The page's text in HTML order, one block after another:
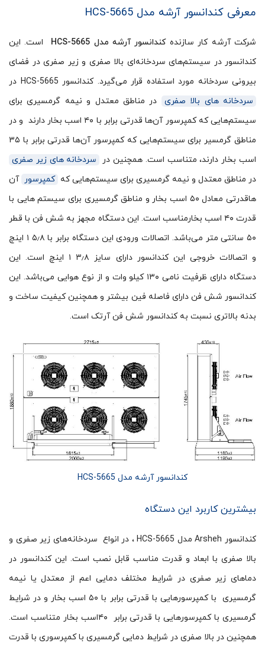
معرفی کندانسور آرشه مدل HCS-5665
شرکت آرشه کار سازندهکندانسور آرشه مدل HCS-5665
است. این
کندانسور در سیستم‌های سردخانه‌ای بالا صفری و زیر صفری در فضای
بیرونی سردخانه مورد استفاده قرار می‌گیرد. کندانسور HCS-5665 در
سردخانه های بالا صفری
در مناطق معتدل و نیمه گرمسیری برای
سیستم‌هایی که کمپرسور آن‌ها قدرتی برابر با ۴۰ اسب بخار دارند و در
مناطق گرمسیر برای سیستم‌هایی که کمپرسور آن‌ها قدرتی برابر با ۳۵
اسب بخار دارند، متناسب است. همچنین در
سردخانه های زیر صفری
در مناطق معتدل و نیمه گرمسیری برای سیستم‌هایی که کمپرسور آن
هاقدرتی معادل ۵۰ اسب بخار و مناطق گرمسیری برای سیستم هایی با
قدرت ۴۰ اسب بخارمناسب است. این دستگاه مجهز به شش فن با قطر
۵۰ سانتی متر می‌باشد. اتصالات ورودی این دستگاه برابر با ۵٫۸ ۱ اینچ
و اتصالات خروجی این کندانسور دارای سایز ۳٫۸ ۱ اینچ است. این
دستگاه دارای ظرفیت نامی ۱۳۰ کیلو وات و از نوع هوایی می‌‌باشد. این
کندانسور شش فن دارای فاصله فین بیشتر و همچنین کیفیت ساخت و
بدنه بالاتری نسبت به کندانسور شش فن آرتک است.
کندانسور آرشه مدل HCS-5665
بیشترین کاربرد این دستگاه
کندانسور Arsheh مدل HCS-5665 ، در انواع سردخانه‌های زیر صفری و
بالا صفری با ابعاد و قدرت مناسب قابل نصب است. این کندانسور در
دماهای زیر صفری در شرایط مختلف دمایی اعم از معتدل یا نیمه
گرمسیری با کمپرسورهایی با قدرتی برابر با ۵۰ اسب بخار و در شرایط
گرمسیری با کمپرسورهایی با قدرتی برابر ۴۰اسب بخار متناسب است.
همچنین در بالا صفری در شرایط دمایی گرمسیری با کمپرسوری با قدرت